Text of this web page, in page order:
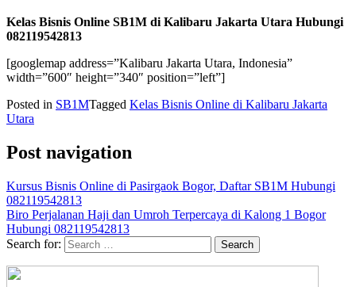
Kelas Bisnis Online SB1M di Kalibaru Jakarta Utara Hubungi
082119542813
[googlemap address=”Kalibaru Jakarta Utara, Indonesia”
width=”600″ height=”340″ position=”left”]
Posted in SB1MTagged Kelas Bisnis Online di Kalibaru Jakarta
Utara
Post navigation
Kursus Bisnis Online di Pasirgaok Bogor, Daftar SB1M Hubungi
082119542813
Biro Perjalanan Haji dan Umroh Terpercaya di Kalong 1 Bogor
Hubungi 082119542813
Search for: